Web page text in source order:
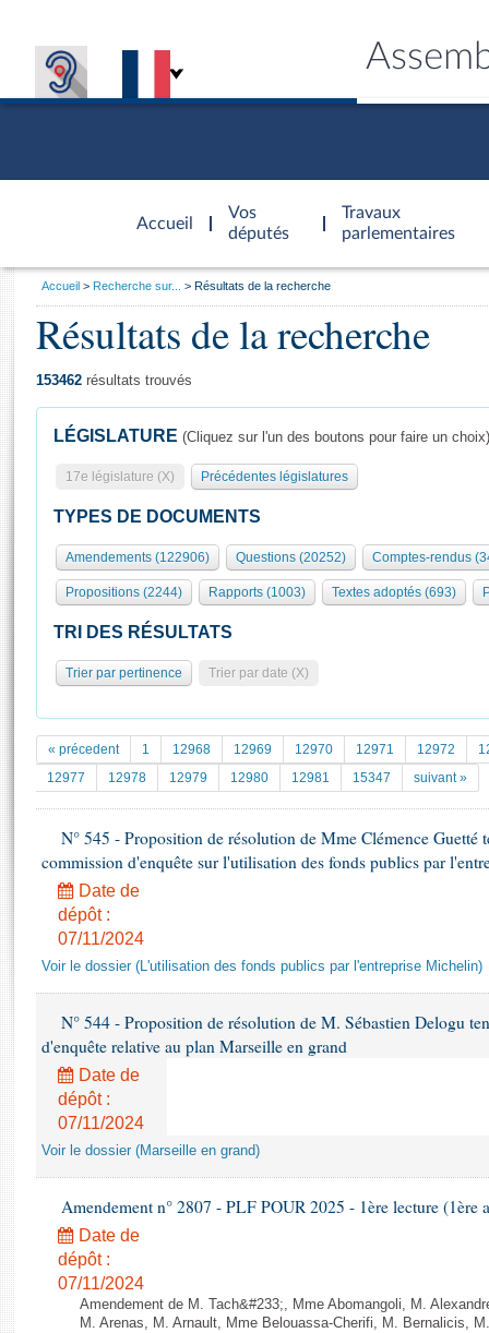
Accueil
d'accueil
Vos
députés
Travaux
parlementaires
Présidence
577 députés
Groupes politiques
Séance publique
Commissions et autres organes
Europe et International
Pétitions
Documents parlementaires
Projets de loi
Propositions de loi
Amendements
Textes adoptés
Rapports sur l'application des lois
Dossiers législatifs
Budget et sécurité sociale
Questions écrites et orales
Comptes rendus des débats
Général
Rôle et pouvoirs de l'Assemblée
Organisation de l'Assemblée
Présidence Conférence des Présidents Bureau Collège des
Statistiques et chiffres clés
Documents de référence
( Constitution | Règlement de l'Assemblée ... )
Histoire
Juniors
Anciennes législatures
Liens vers les sites publics
Visiter l'Assemblée
Visite virtuelle du palais Bourbon
Assister à une séance
La Bibliothèque
Les archives
Contacts et plan d'accès
Photos libres de droit
Vous
Accueil Recherche sur... Résultats de la recherche
Résultats de la recherche
153462 résultats trouvés
LÉGISLATURE (Cliquez sur l'un des boutons pour faire un choix)
17e législature (X) Précédentes législatures
TYPES DE DOCUMENTS
Amendements (122906) Questions (20252) Comptes-rendus
Propositions (2244) Rapports (1003) Textes adoptés (693)
TRI DES RÉSULTATS
Trier par pertinence Trier par date (X)
« précedent 1 12968 12969 12970 12971 12972
12977
12978 12979 12980 12981 15347 suivant »
N° 545 - Proposition de résolution de Mme Clémence Guetté
commission d'enquête sur l'utilisation des fonds publics par
Date de
dépôt :
07/11/2024
Voir le dossier (L'utilisation des fonds publics par l'entreprise Michelin)
N° 544 - Proposition de résolution de M. Sébastien Delogu
d'enquête relative au plan Marseille en grand
Date de
dépôt :
07/11/2024
Voir le dossier (Marseille en grand)
Amendement n° 2807 - PLF POUR 2025 - 1ère lecture (1ère
Date de
dépôt :
07/11/2024
Amendement de M. Tach&#233;, Mme Abomangoli, M.
M. Arenas, M. Arnault, Mme Belouassa-Cherifi, M. Bernalicis,